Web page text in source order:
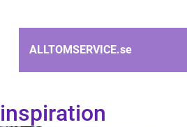
ALLTOMSERVICE.se
inspiration